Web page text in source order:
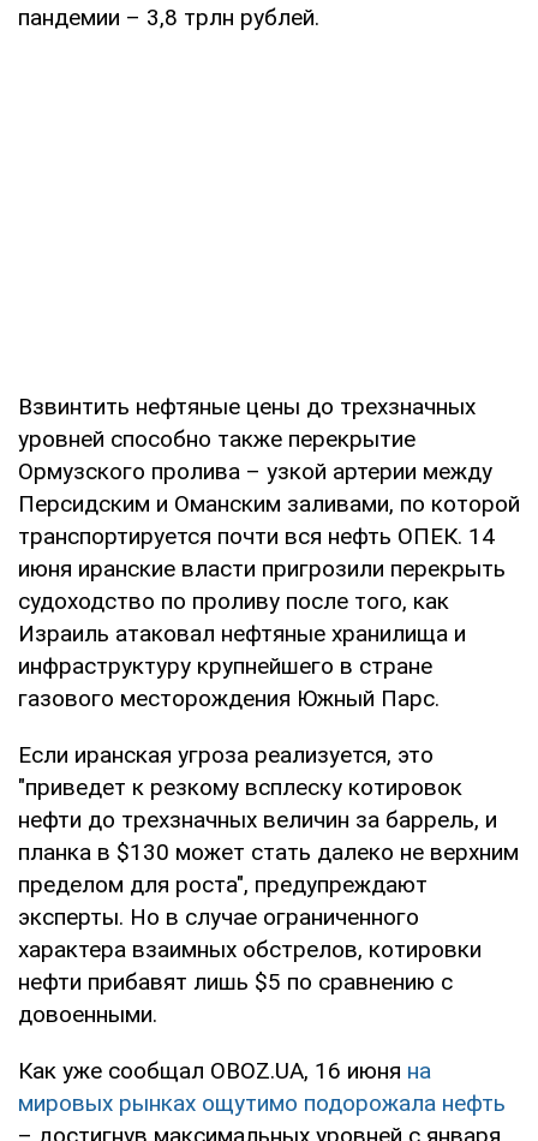
пандемии – 3,8 трлн рублей.
Взвинтить нефтяные цены до трехзначных
уровней способно также перекрытие
Ормузского пролива – узкой артерии между
Персидским и Оманским заливами, по которой
транспортируется почти вся нефть ОПЕК. 14
июня иранские власти пригрозили перекрыть
судоходство по проливу после того, как
Израиль атаковал нефтяные хранилища и
инфраструктуру крупнейшего в стране
газового месторождения Южный Парс.
Если иранская угроза реализуется, это
"приведет к резкому всплеску котировок
нефти до трехзначных величин за баррель, и
планка в $130 может стать далеко не верхним
пределом для роста", предупреждают
эксперты. Но в случае ограниченного
характера взаимных обстрелов, котировки
нефти прибавят лишь $5 по сравнению с
довоенными.
Как уже сообщал OBOZ.UA, 16 июня на
мировых рынках ощутимо подорожала нефть
– достигнув максимальных уровней с января.